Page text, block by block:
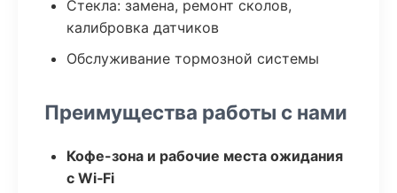
Стекла: замена, ремонт сколов,
калибровка датчиков
Обслуживание тормозной системы
Преимущества работы с нами
Кофе-зона и рабочие места ожидания
с Wi‑Fi